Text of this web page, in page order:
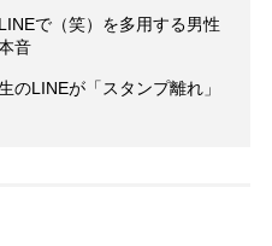
で（笑）を多用する男性
音
LINEが「スタンプ離れ」